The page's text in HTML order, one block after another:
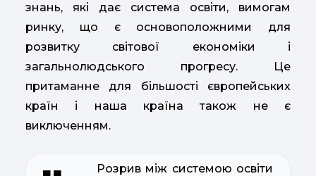
знань, які дає система освіти, вимогам
ринку, що є основоположними для
розвитку світової економіки і
загальнолюдського прогресу. Це
притаманне для більшості європейських
країн і наша країна також не є
виключенням.
Розрив між системою освіти